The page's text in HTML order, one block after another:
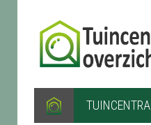
TUINCENTRA